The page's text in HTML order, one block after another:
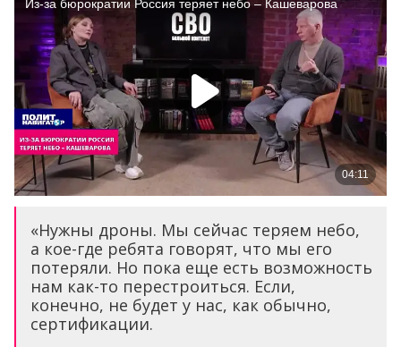
«Нужны дроны. Мы сейчас теряем небо,
а кое-где ребята говорят, что мы его
потеряли. Но пока еще есть возможность
нам как-то перестроиться. Если,
конечно, не будет у нас, как обычно,
сертификации.